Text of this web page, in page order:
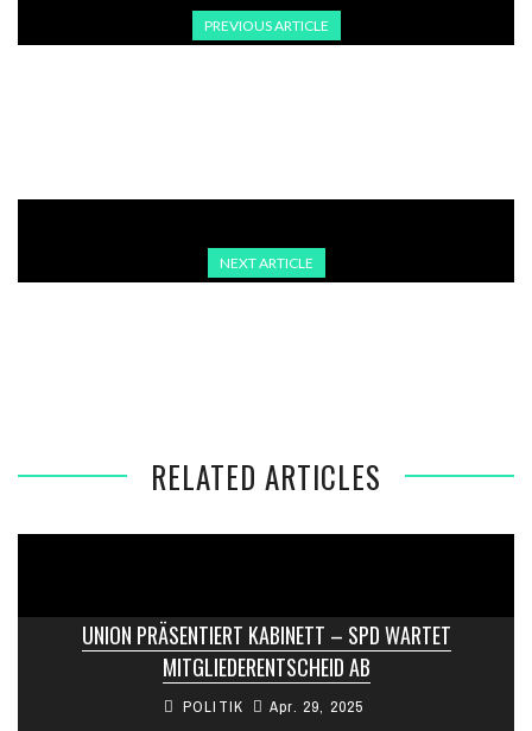
PREVIOUS ARTICLE
NEXT ARTICLE
RELATED ARTICLES
UNION PRÄSENTIERT KABINETT – SPD WARTET
MITGLIEDERENTSCHEID AB
POLITIK Apr. 29, 2025